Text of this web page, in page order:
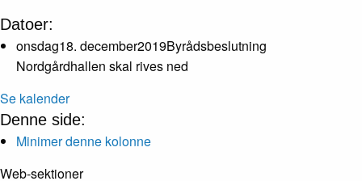
Datoer:
onsdag18. december2019Byrådsbeslutning
Nordgårdhallen skal rives ned
Se kalender
Denne side:
Minimer denne kolonne
Web-sektioner